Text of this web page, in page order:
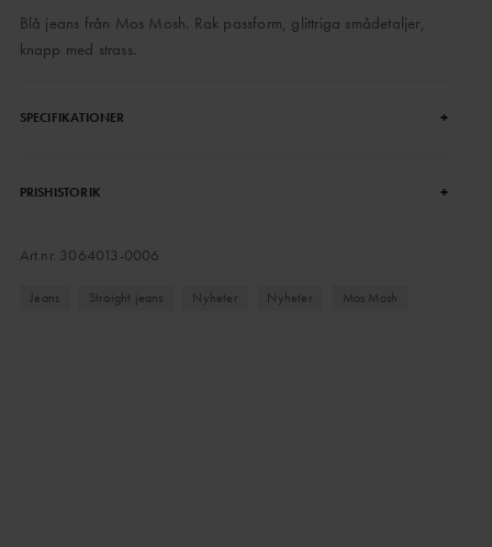
Blå jeans från Mos Mosh. Rak passform, glittriga smådetaljer,
knapp med strass.
SPECIFIKATIONER +
PRISHISTORIK +
Art.nr. 3064013-0006
Jeans Straight jeans Nyheter Nyheter Mos Mosh